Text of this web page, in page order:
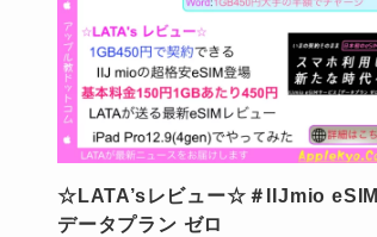
☆LATA’sレビュー☆＃IIJmio eSIM
データプラン ゼロ